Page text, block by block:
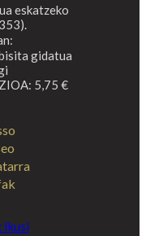
eskatzeko
gidatua
5,75 €
Ikusi